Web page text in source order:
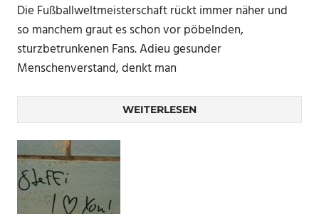
Die Fußballweltmeisterschaft rückt immer näher und
so manchem graut es schon vor pöbelnden,
sturzbetrunkenen Fans. Adieu gesunder
Menschenverstand, denkt man
WEITERLESEN